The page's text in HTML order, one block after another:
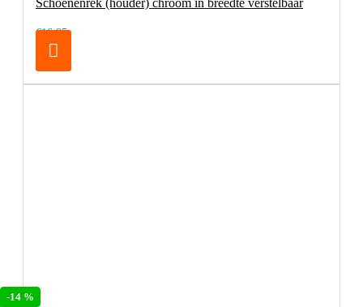
-14 %
Schoenenrek (houder) chroom in breedte verstelbaar
€16,95